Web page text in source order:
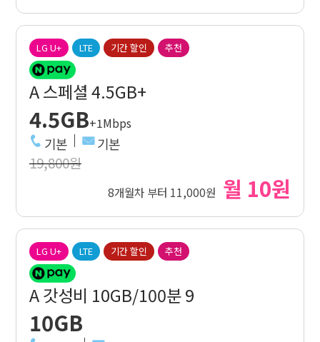
LG U+ LTE 기간 할인 추천
A 스페셜 4.5GB+
4.5GB+1Mbps
기본 기본
19,800원
8개월차 부터 11,000원 월 10원
LG U+ LTE 기간 할인 추천
A 갓성비 10GB/100분 9
10GB